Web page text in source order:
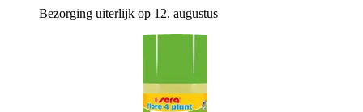
Bezorging uiterlijk op 12. augustus